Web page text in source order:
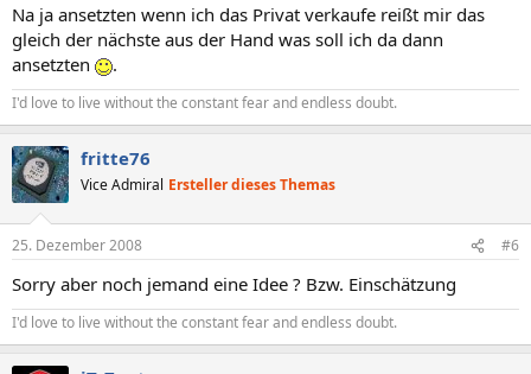
Na ja ansetzten wenn ich das Privat verkaufe reißt mir das
gleich der nächste aus der Hand was soll ich da dann
ansetzten
.
I'd love to live without the constant fear and endless doubt.
fritte76
Vice Admiral Ersteller dieses Themas
25. Dezember 2008 #6
Sorry aber noch jemand eine Idee ? Bzw. Einschätzung
I'd love to live without the constant fear and endless doubt.